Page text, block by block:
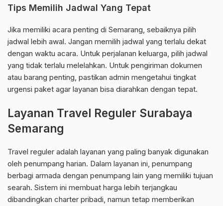
Tips Memilih Jadwal Yang Tepat
Jika memiliki acara penting di Semarang, sebaiknya pilih
jadwal lebih awal. Jangan memilih jadwal yang terlalu dekat
dengan waktu acara. Untuk perjalanan keluarga, pilih jadwal
yang tidak terlalu melelahkan. Untuk pengiriman dokumen
atau barang penting, pastikan admin mengetahui tingkat
urgensi paket agar layanan bisa diarahkan dengan tepat.
Layanan Travel Reguler Surabaya
Semarang
Travel reguler adalah layanan yang paling banyak digunakan
oleh penumpang harian. Dalam layanan ini, penumpang
berbagi armada dengan penumpang lain yang memiliki tujuan
searah. Sistem ini membuat harga lebih terjangkau
dibandingkan charter pribadi, namun tetap memberikan